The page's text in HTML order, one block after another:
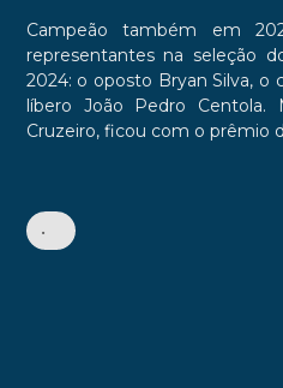
Campeão também em
representantes na seleção
2024: o oposto Bryan Silva, o
líbero João Pedro
Cruzeiro, ficou com o prêmio
•